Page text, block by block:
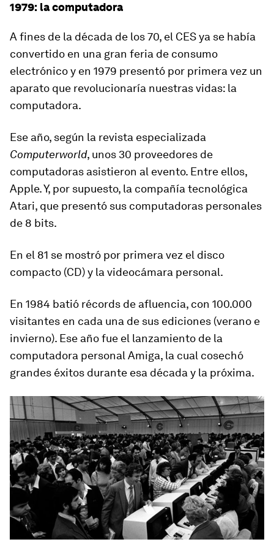
1979: la computadora
A fines de la década de los 70, el CES ya se había
convertido en una gran feria de consumo
electrónico y en 1979 presentó por primera vez un
aparato que revolucionaría nuestras vidas: la
computadora.
Ese año, según la revista especializada
Computerworld, unos 30 proveedores de
computadoras asistieron al evento. Entre ellos,
Apple. Y, por supuesto, la compañía tecnológica
Atari, que presentó sus computadoras personales
de 8 bits.
En el 81 se mostró por primera vez el disco
compacto (CD) y la videocámara personal.
En 1984 batió récords de afluencia, con 100.000
visitantes en cada una de sus ediciones (verano e
invierno). Ese año fue el lanzamiento de la
computadora personal Amiga, la cual cosechó
grandes éxitos durante esa década y la próxima.